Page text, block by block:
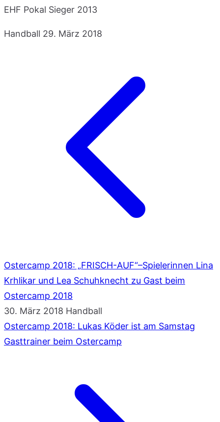
EHF Pokal Sieger 2013
Handball 29. März 2018
Ostercamp 2018: „FRISCH-AUF“–Spielerinnen Lina
Krhlikar und Lea Schuhknecht zu Gast beim
Ostercamp 2018
30. März 2018 Handball
Ostercamp 2018: Lukas Köder ist am Samstag
Gasttrainer beim Ostercamp